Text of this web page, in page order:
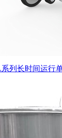
列长时间运行